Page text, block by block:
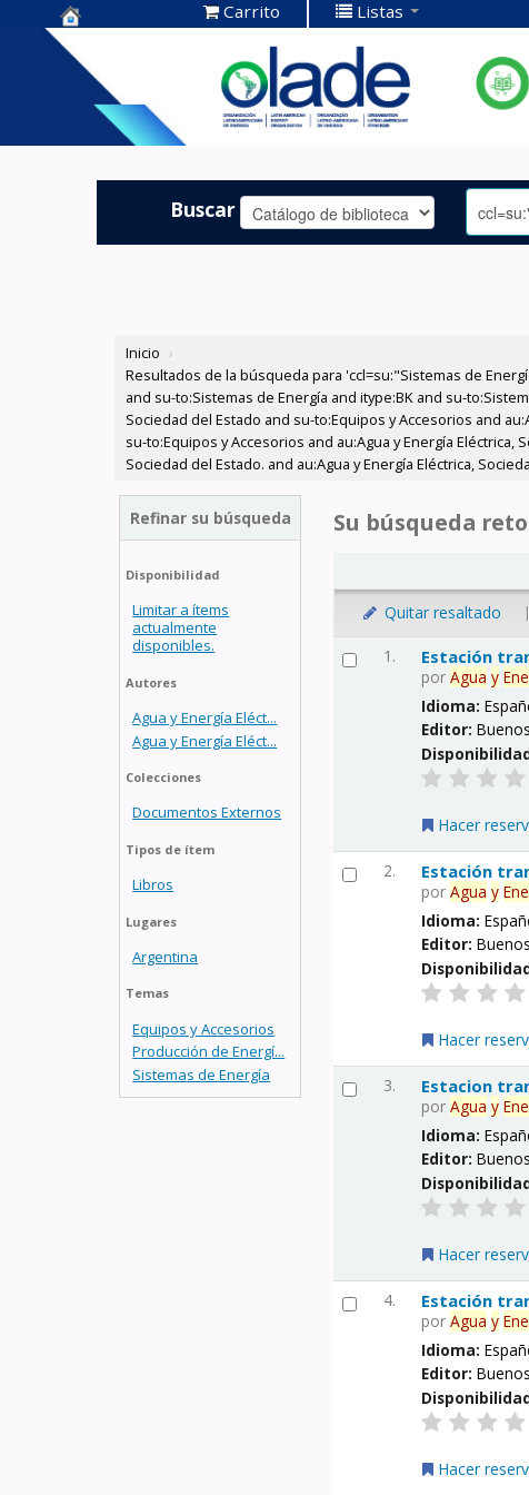
Centro de
Documentación
OLADE -
Carrito Listas
Buscar
Inicio ›
Resultados de la búsqueda para 'ccl=su:"Sistemas de
and su-to:Sistemas de Energía and itype:BK and su-
Sociedad del Estado and su-to:Equipos y Accesorios and
su-to:Equipos y Accesorios and au:Agua y Energía
Sociedad del Estado. and au:Agua y Energía Eléctrica,
Refinar su búsqueda
Disponibilidad
Limitar a ítems
actualmente
disponibles.
Autores
Agua y Energía Eléct...
Agua y Energía Eléct...
Colecciones
Documentos Externos
Tipos de ítem
Libros
Lugares
Argentina
Temas
Equipos y Accesorios
Producción de Energí...
Sistemas de Energía
Su búsqueda
Quitar resaltado |
1. Estación
porAgua y
Idioma:
Editor:
Hacer
2. Estación
porAgua y
Idioma:
Editor:
Hacer
3. Estacion
porAgua y
Idioma:
Editor:
Hacer
4. Estación
porAgua y
Idioma:
Editor:
Hacer